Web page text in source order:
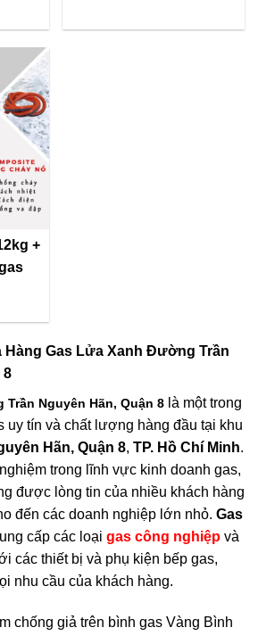
+
Hàng Gas Lửa Xanh Đường Trần
8
Nguyên Hãn, Quận 8 là một trong
uy tín và chất lượng hàng đầu tại khu
Hãn, Quận 8, TP. Hồ Chí Minh.
trong lĩnh vực kinh doanh gas,
được lòng tin của nhiều khách hàng
đến các doanh nghiệp lớn nhỏ. Gas
cấp các loại gas công nghiệp và
các thiết bị và phụ kiện bếp gas,
nhu cầu của khách hàng.